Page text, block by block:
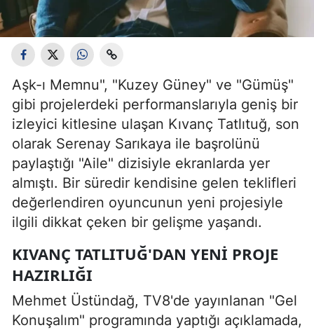
Aşk-ı Memnu", "Kuzey Güney" ve "Gümüş"
gibi projelerdeki performanslarıyla geniş bir
izleyici kitlesine ulaşan Kıvanç Tatlıtuğ, son
olarak Serenay Sarıkaya ile başrolünü
paylaştığı "Aile" dizisiyle ekranlarda yer
almıştı. Bir süredir kendisine gelen teklifleri
değerlendiren oyuncunun yeni projesiyle
ilgili dikkat çeken bir gelişme yaşandı.
KIVANÇ TATLITUĞ'DAN YENI PROJE
HAZIRLIĞI
Mehmet Üstündağ, TV8'de yayınlanan "Gel
Konuşalım" programında yaptığı açıklamada,